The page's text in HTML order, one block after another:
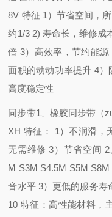
8V 特征 1）节省空间，
约1/3 2) 寿命长，维修成
倍 3）高效率，节约能
面积的动动功率提升 4）
高度稳定性
同步带1、橡胶同步带（
XH 特征： 1）不润滑，
无需维修 3）节省空间
M S3M S4.5M S5M
音水平 3）更低的服务寿
10 特征：高性能材料，